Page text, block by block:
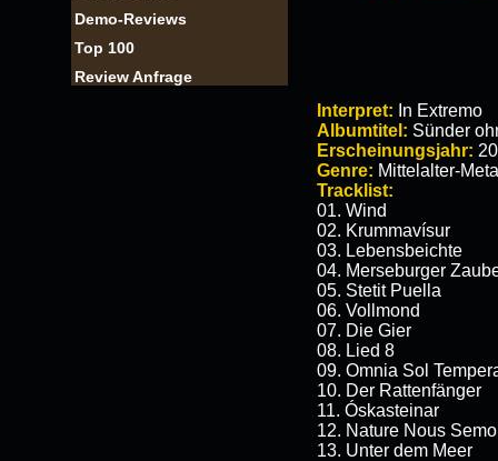
Demo-Reviews
Top 100
Review Anfrage
Interpret: In Extremo
Albumtitel: Sünder
Erscheinungsjahr:
Genre: Mittelalter-
Tracklist:
01. Wind
02. Krummavísur
03. Lebensbeichte
04. Merseburger
05. Stetit Puella
06. Vollmond
07. Die Gier
08. Lied 8
09. Omnia Sol
10. Der Rattenfänger
11. Óskasteinar
12. Nature Nous
13. Unter dem Meer